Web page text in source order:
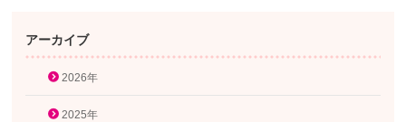
アーカイブ
2026年
2025年